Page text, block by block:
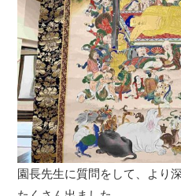
園長先生に質問をして、より